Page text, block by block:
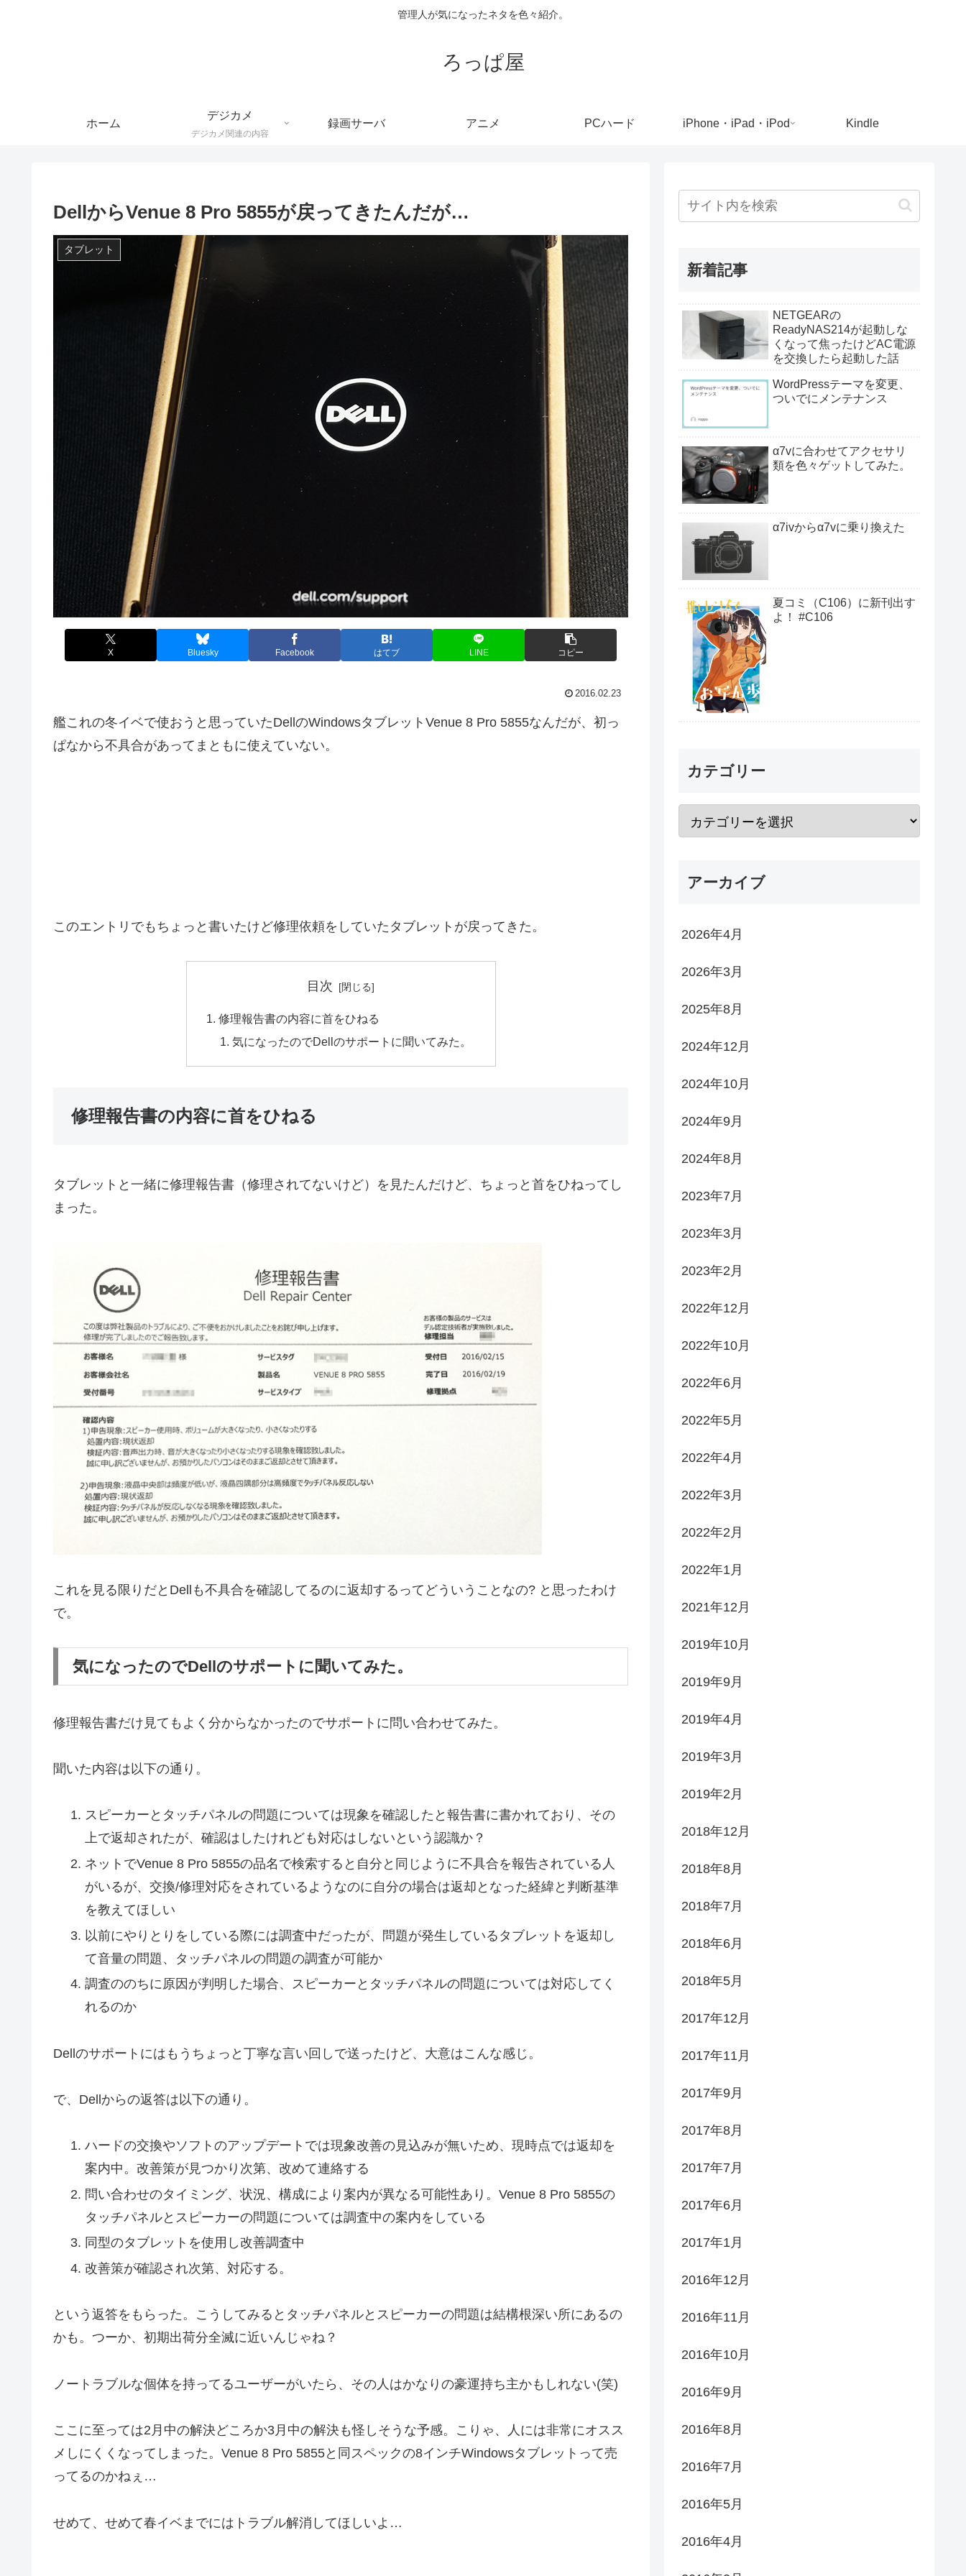
管理人が気になったネタを色々紹介。
ろっぱ屋
ホーム
デジカメ
デジカメ関連の内容
録画サーバ アニメ PCハード iPhone・iPad・iPod Kindle
DellからVenue 8 Pro 5855が戻ってきたんだが…
タブレット
X Bluesky Facebook はてブ LINE コピー
2016.02.23
艦これの冬イベで使おうと思っていたDellのWindowsタブレットVenue 8 Pro 5855なんだが、初っ
ぱなから不具合があってまともに使えていない。
このエントリでもちょっと書いたけど修理依頼をしていたタブレットが戻ってきた。
目次
修理報告書の内容に首をひねる
気になったのでDellのサポートに聞いてみた。
修理報告書の内容に首をひねる
タブレットと一緒に修理報告書（修理されてないけど）を見たんだけど、ちょっと首をひねってし
まった。
これを見る限りだとDellも不具合を確認してるのに返却するってどういうことなの? と思ったわけ
で。
気になったのでDellのサポートに聞いてみた。
修理報告書だけ見てもよく分からなかったのでサポートに問い合わせてみた。
聞いた内容は以下の通り。
スピーカーとタッチパネルの問題については現象を確認したと報告書に書かれており、その
上で返却されたが、確認はしたけれども対応はしないという認識か？
ネットでVenue 8 Pro 5855の品名で検索すると自分と同じように不具合を報告されている人
がいるが、交換/修理対応をされているようなのに自分の場合は返却となった経緯と判断基準
を教えてほしい
以前にやりとりをしている際には調査中だったが、問題が発生しているタブレットを返却し
て音量の問題、タッチパネルの問題の調査が可能か
調査ののちに原因が判明した場合、スピーカーとタッチパネルの問題については対応してく
れるのか
Dellのサポートにはもうちょっと丁寧な言い回しで送ったけど、大意はこんな感じ。
で、Dellからの返答は以下の通り。
ハードの交換やソフトのアップデートでは現象改善の見込みが無いため、現時点では返却を
案内中。改善策が見つかり次第、改めて連絡する
問い合わせのタイミング、状況、構成により案内が異なる可能性あり。Venue 8 Pro 5855の
タッチパネルとスピーカーの問題については調査中の案内をしている
同型のタブレットを使用し改善調査中
改善策が確認され次第、対応する。
という返答をもらった。こうしてみるとタッチパネルとスピーカーの問題は結構根深い所にあるの
かも。つーか、初期出荷分全滅に近いんじゃね？
ノートラブルな個体を持ってるユーザーがいたら、その人はかなりの豪運持ち主かもしれない(笑)
ここに至っては2月中の解決どころか3月中の解決も怪しそうな予感。こりゃ、人には非常にオスス
メしにくくなってしまった。Venue 8 Pro 5855と同スペックの8インチWindowsタブレットって売
ってるのかねぇ…
せめて、せめて春イベまでにはトラブル解消してほしいよ…
新着記事
NETGEARの
ReadyNAS214が起動しな
くなって焦ったけどAC電源
を交換したら起動した話
WordPressテーマを変更、
ついでにメンテナンス
α7vに合わせてアクセサリ
類を色々ゲットしてみた。
α7ivからα7vに乗り換えた
夏コミ（C106）に新刊出す
よ！ #C106
カテゴリー
アーカイブ
2026年4月
2026年3月
2025年8月
2024年12月
2024年10月
2024年9月
2024年8月
2023年7月
2023年3月
2023年2月
2022年12月
2022年10月
2022年6月
2022年5月
2022年4月
2022年3月
2022年2月
2022年1月
2021年12月
2019年10月
2019年9月
2019年4月
2019年3月
2019年2月
2018年12月
2018年8月
2018年7月
2018年6月
2018年5月
2017年12月
2017年11月
2017年9月
2017年8月
2017年7月
2017年6月
2017年1月
2016年12月
2016年11月
2016年10月
2016年9月
2016年8月
2016年7月
2016年5月
2016年4月